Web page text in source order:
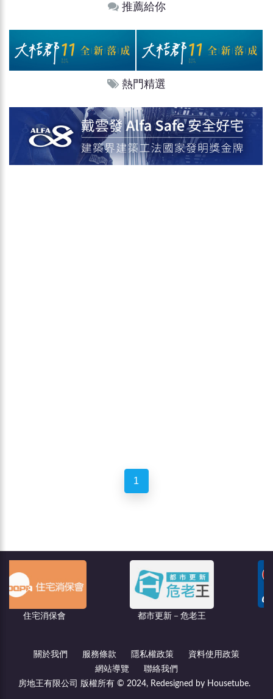
推薦給你
熱門精選
1
都市更新－危老王
關於我們 服務條款 隱私權政策
資料使用政策
網站導覽
聯絡我們
房地王有限公司 版權所有 © 2024, Redesigned by Housetube.